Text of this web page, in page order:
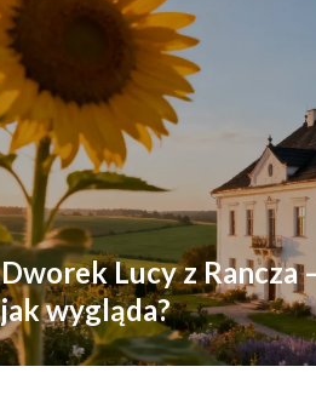
Dworek Lucy z Rancza
jak wygląda?